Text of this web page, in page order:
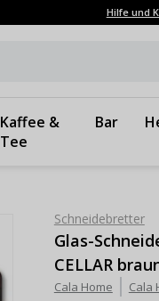
Hilfe und
Kaffee &
Tee
Bar
Schneidebretter
Glas-
CELLAR
Cala Home Cala